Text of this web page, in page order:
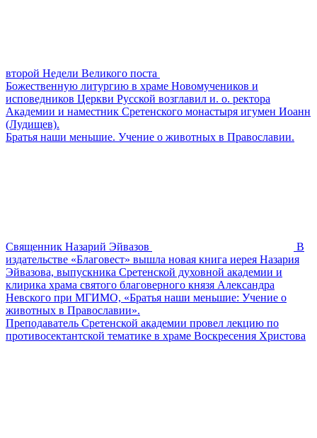
второй Недели Великого поста
Божественную литургию в храме Новомучеников и
исповедников Церкви Русской возглавил и. о. ректора
Академии и наместник Сретенского монастыря игумен Иоанн
(Лудищев).
Братья наши меньшие. Учение о животных в Православии.
Священник Назарий Эйвазов
В
издательстве «Благовест» вышла новая книга иерея Назария
Эйвазова, выпускника Сретенской духовной академии и
клирика храма святого благоверного князя Александра
Невского при МГИМО, «Братья наши меньшие: Учение о
животных в Православии».
Преподаватель Сретенской академии провел лекцию по
противосектантской тематике в храме Воскресения Христова